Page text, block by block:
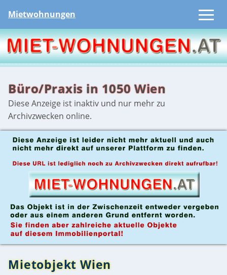
Mietwohnungen
Büro/Praxis in 1050 Wien
Diese Anzeige ist inaktiv und nur mehr zu
Archivzwecken online.
Mietobjekt Wien